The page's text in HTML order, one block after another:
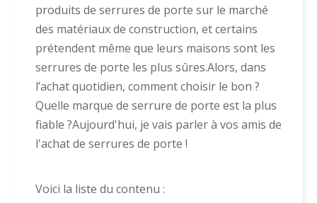
produits de serrures de porte sur le marché
des matériaux de construction, et certains
prétendent même que leurs maisons sont les
serrures de porte les plus sûres.Alors, dans
l’achat quotidien, comment choisir le bon ?
Quelle marque de serrure de porte est la plus
fiable ?Aujourd'hui, je vais parler à vos amis de
l'achat de serrures de porte !
Voici la liste du contenu :